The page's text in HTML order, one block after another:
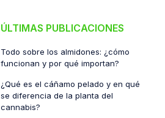
ÚLTIMAS PUBLICACIONES
Todo sobre los almidones: ¿cómo
funcionan y por qué importan?
¿Qué es el cáñamo pelado y en qué
se diferencia de la planta del
cannabis?